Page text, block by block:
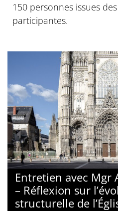
150 personnes issues
participantes.
Entretien avec Mgr
– Réflexion sur
structurelle de